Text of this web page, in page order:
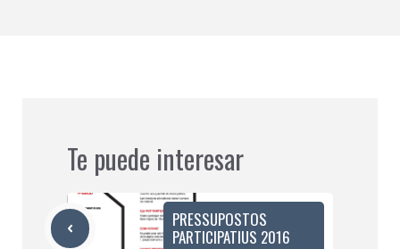
Te puede interesar
PRESSUPOSTOS
PARTICIPATIUS 2016